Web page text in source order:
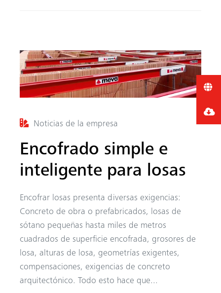
Noticias de la empresa
Encofrado simple e
inteligente para losas
Encofrar losas presenta diversas exigencias:
Concreto de obra o prefabricados, losas de
sótano pequeñas hasta miles de metros
cuadrados de superficie encofrada, grosores de
losa, alturas de losa, geometrías exigentes,
compensaciones, exigencias de concreto
arquitectónico. Todo esto hace que...